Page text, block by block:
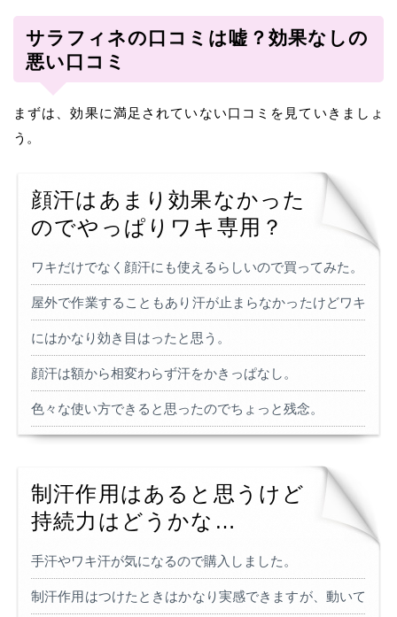
サラフィネの口コミは嘘？効果なしの
悪い口コミ
まずは、効果に満足されていない口コミを見ていきましょ
う。
顔汗はあまり効果なかった
のでやっぱりワキ専用？
ワキだけでなく顔汗にも使えるらしいので買ってみた。
屋外で作業することもあり汗が止まらなかったけどワキ
にはかなり効き目はったと思う。
顔汗は額から相変わらず汗をかきっぱなし。
色々な使い方できると思ったのでちょっと残念。
制汗作用はあると思うけど
持続力はどうかな…
手汗やワキ汗が気になるので購入しました。
制汗作用はつけたときはかなり実感できますが、動いて